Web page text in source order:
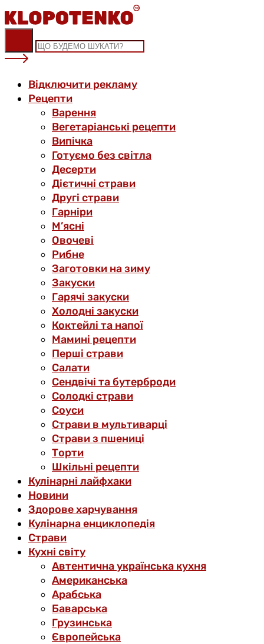
Skip
to
content
Відключити рекламу
Рецепти
Варення
Вегетаріанські рецепти
Випічка
Готуємо без світла
Десерти
Дієтичні страви
Другі страви
Гарніри
М’ясні
Овочеві
Рибне
Заготовки на зиму
Закуски
Гарячі закуски
Холодні закуски
Коктейлі та напої
Мамині рецепти
Перші страви
Салати
Сендвічі та бутерброди
Солодкі страви
Соуси
Страви в мультиварці
Страви з пшениці
Торти
Шкільні рецепти
Кулінарні лайфхаки
Новини
Здорове харчування
Кулінарна енциклопедія
Страви
Кухні світу
Автентична українська кухня
Американська
Арабська
Баварська
Грузинська
Європейська